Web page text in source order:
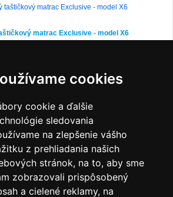
cookies
cookie a ďalšie
sledovania
na zlepšenie vášho
z prehliadania našich
stránok, na to, aby sme
zobrazovali prispôsobený
a cielené reklamy, na
matrac Exclusive - model X6
zložený z dvoch pružinových blokov Medizone,
podporu a umožňujú plne relaxovať počas
1.327,30 €
2.042,00 €